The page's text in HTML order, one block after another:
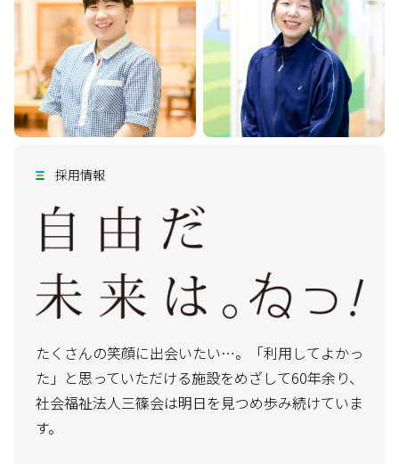
採用情報
たくさんの笑顔に出会いたい…。「利用してよかっ
た」と思っていただける施設をめざして60年余り、
社会福祉法人三篠会は明日を見つめ歩み続けていま
す。